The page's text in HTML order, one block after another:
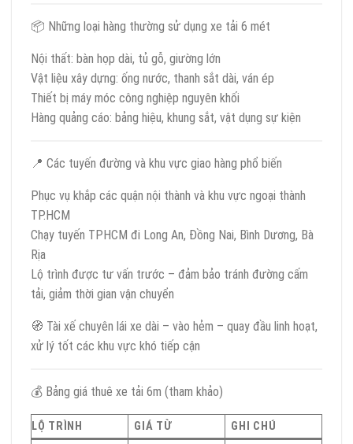
📦 Những loại hàng thường sử dụng xe tải 6 mét
Nội thất: bàn họp dài, tủ gỗ, giường lớn
Vật liệu xây dựng: ống nước, thanh sắt dài, ván ép
Thiết bị máy móc công nghiệp nguyên khối
Hàng quảng cáo: bảng hiệu, khung sắt, vật dụng sự kiện
📍 Các tuyến đường và khu vực giao hàng phổ biến
Phục vụ khắp các quận nội thành và khu vực ngoại thành
TP.HCM
Chạy tuyến TPHCM đi Long An, Đồng Nai, Bình Dương, Bà
Rịa
Lộ trình được tư vấn trước – đảm bảo tránh đường cấm
tải, giảm thời gian vận chuyển
🧭 Tài xế chuyên lái xe dài – vào hẻm – quay đầu linh hoạt,
xử lý tốt các khu vực khó tiếp cận
💰 Bảng giá thuê xe tải 6m (tham khảo)
LỘ TRÌNH GIÁ TỪ GHI CHÚ